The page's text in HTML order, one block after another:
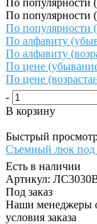
По популярности
По популярности
По алфавиту
По алфавиту
По цене
По цене
-
В корзину
Быстрый
Съемный люк под
Есть в наличии
Артикул:
Под заказ
Наши менеджеры
условия заказа